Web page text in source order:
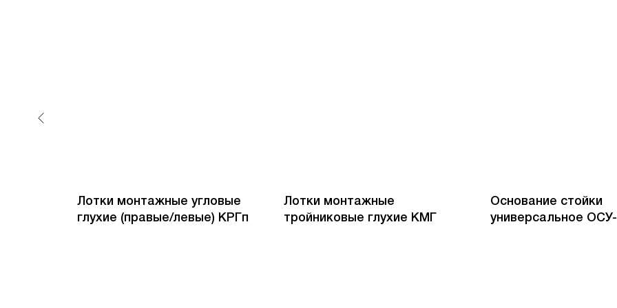
Лотки монтажные угловые
глухие (правые/левые) КРГп
Лотки монтажные
тройниковые глухие КМГ
Основание стойки
универсальное